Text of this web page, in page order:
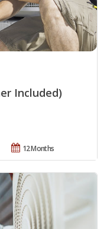
Included)
12 Months